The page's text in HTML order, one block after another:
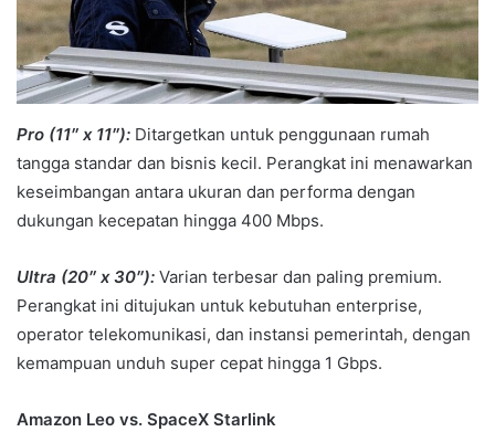
Pro (11″ x 11″): Ditargetkan untuk penggunaan rumah
tangga standar dan bisnis kecil. Perangkat ini menawarkan
keseimbangan antara ukuran dan performa dengan
dukungan kecepatan hingga 400 Mbps.
Ultra (20″ x 30″): Varian terbesar dan paling premium.
Perangkat ini ditujukan untuk kebutuhan enterprise,
operator telekomunikasi, dan instansi pemerintah, dengan
kemampuan unduh super cepat hingga 1 Gbps.
Amazon Leo vs. SpaceX Starlink